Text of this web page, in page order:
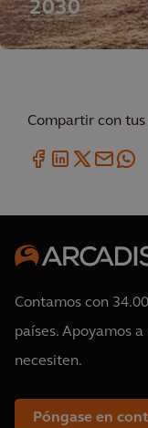
2030
Compartir con
Contamos con
países. Apoyamos
necesiten.
Póngase en